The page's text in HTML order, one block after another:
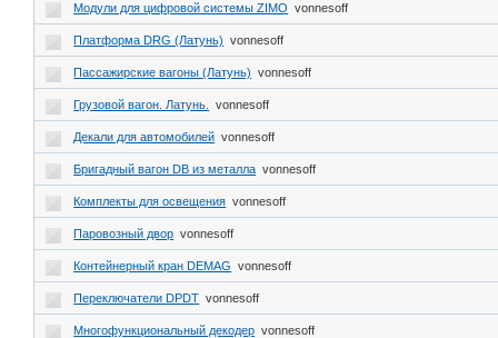
Модули для цифровой системы ZIMO vonnesoff
Платформа DRG (Латунь) vonnesoff
Пассажирские вагоны (Латунь) vonnesoff
Грузовой вагон. Латунь. vonnesoff
Декали для автомобилей vonnesoff
Бригадный вагон DB из металла vonnesoff
Комплекты для освещения vonnesoff
Паровозный двор vonnesoff
Контейнерный кран DEMAG vonnesoff
Переключатели DPDT vonnesoff
Многофункциональный декодер vonnesoff